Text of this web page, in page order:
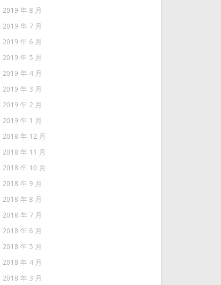
2019 年 8 月
2019 年 7 月
2019 年 6 月
2019 年 5 月
2019 年 4 月
2019 年 3 月
2019 年 2 月
2019 年 1 月
2018 年 12 月
2018 年 11 月
2018 年 10 月
2018 年 9 月
2018 年 8 月
2018 年 7 月
2018 年 6 月
2018 年 5 月
2018 年 4 月
2018 年 3 月